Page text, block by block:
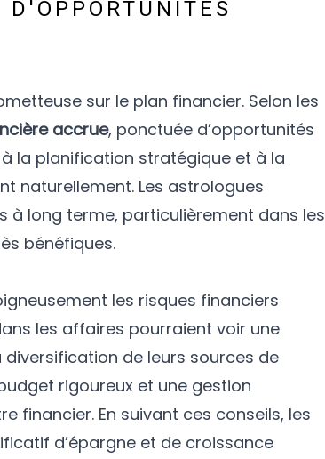
sur le plan financier. Selon les
accrue, ponctuée d’opportunités
la planification stratégique et à la
naturellement. Les astrologues
à long terme, particulièrement dans les
bénéfiques.
les risques financiers
les affaires pourraient voir une
de leurs sources de
rigoureux et une gestion
financier. En suivant ces conseils, les
d’épargne et de croissance